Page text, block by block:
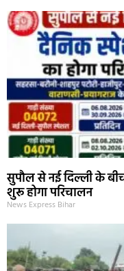
सुपौल से नई दिल्ली के
शुरू होगा परिचालन
News Express Bihar